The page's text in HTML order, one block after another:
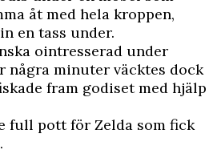
åt med hela kroppen,
en tass under.
ointresserad under
några minuter väcktes dock
fram godiset med hjälp
full pott för Zelda som fick